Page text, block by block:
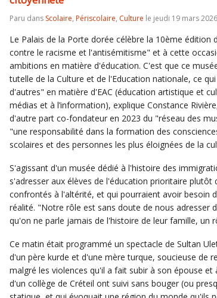
Paru dans Scolaire, Périscolaire, Culture le jeudi 19 mars
Le Palais de la Porte dorée célèbre la 10ème édition
contre le racisme et l'antisémitisme" et à cette
ambitions en matière d'éducation. C'est que ce
tutelle de la Culture et de l'Education nationale, ce
d'autres" en matière d'EAC (éducation artistique et
médias et à l’information), explique Constance
d'autre part co-fondateur en 2023 du "réseau des
"une responsabilité dans la formation des
scolaires et des personnes les plus éloignées de la
S'agissant d'un musée dédié à l'histoire des
s'adresser aux élèves de l'éducation prioritaire
confrontés à l'altérité, et qui pourraient avoir besoin
réalité. "Notre rôle est sans doute de nous adresser
qu'on ne parle jamais de l'histoire de leur famille, un
Ce matin était programmé un spectacle de Sultan
d'un père kurde et d'une mère turque, soucieuse de
malgré les violences qu'il a fait subir à son épouse et
d'un collège de Créteil ont suivi sans bouger (ou